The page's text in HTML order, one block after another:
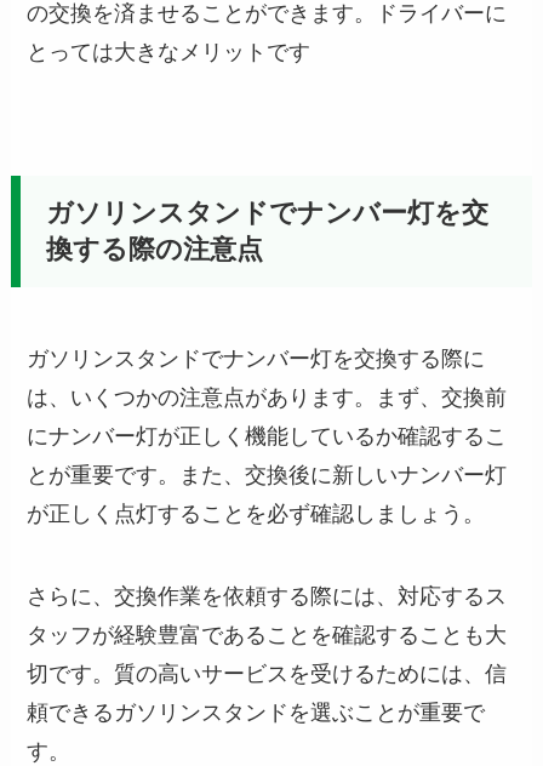
の交換を済ませることができます。ドライバーに
とっては大きなメリットです
ガソリンスタンドでナンバー灯を交
換する際の注意点
ガソリンスタンドでナンバー灯を交換する際に
は、いくつかの注意点があります。まず、交換前
にナンバー灯が正しく機能しているか確認するこ
とが重要です。また、交換後に新しいナンバー灯
が正しく点灯することを必ず確認しましょう。
さらに、交換作業を依頼する際には、対応するス
タッフが経験豊富であることを確認することも大
切です。質の高いサービスを受けるためには、信
頼できるガソリンスタンドを選ぶことが重要で
す。